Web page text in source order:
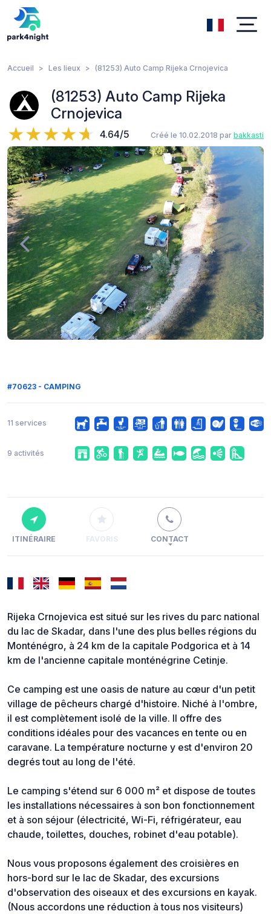
Accueil Les lieux (81253) Auto Camp Rijeka Crnojevica
(81253) Auto Camp Rijeka
Crnojevica
4.64/5 Créé le 10.02.2018 par bakkasti
#70623 - CAMPING
11 services
9 activités
ITINÉRAIRE FAVORIS CONTACT
Rijeka Crnojevica est situé sur les rives du parc national
du lac de Skadar, dans l'une des plus belles régions du
Monténégro, à 24 km de la capitale Podgorica et à 14
km de l'ancienne capitale monténégrine Cetinje.
Ce camping est une oasis de nature au cœur d'un petit
village de pêcheurs chargé d'histoire. Niché à l'ombre,
il est complètement isolé de la ville. Il offre des
conditions idéales pour des vacances en tente ou en
caravane. La température nocturne y est d'environ 20
degrés tout au long de l'été.
Le camping s'étend sur 6 000 m² et dispose de toutes
les installations nécessaires à son bon fonctionnement
et à son séjour (électricité, Wi-Fi, réfrigérateur, eau
chaude, toilettes, douches, robinet d'eau potable).
Nous vous proposons également des croisières en
hors-bord sur le lac de Skadar, des excursions
d'observation des oiseaux et des excursions en kayak.
(Nous accordons une réduction à tous nos visiteurs)